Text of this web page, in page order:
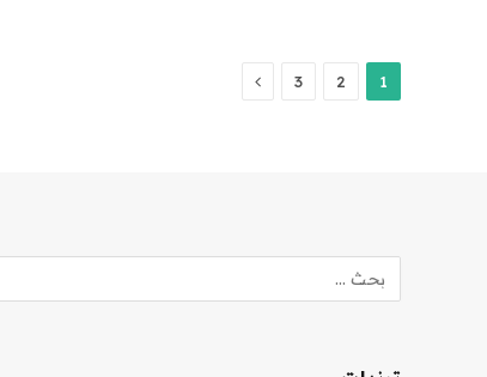
1
2
3 التالي